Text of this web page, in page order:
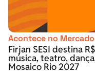
Acontece no Mercado
Firjan SESI destina
música, teatro,
Mosaico Rio 2027